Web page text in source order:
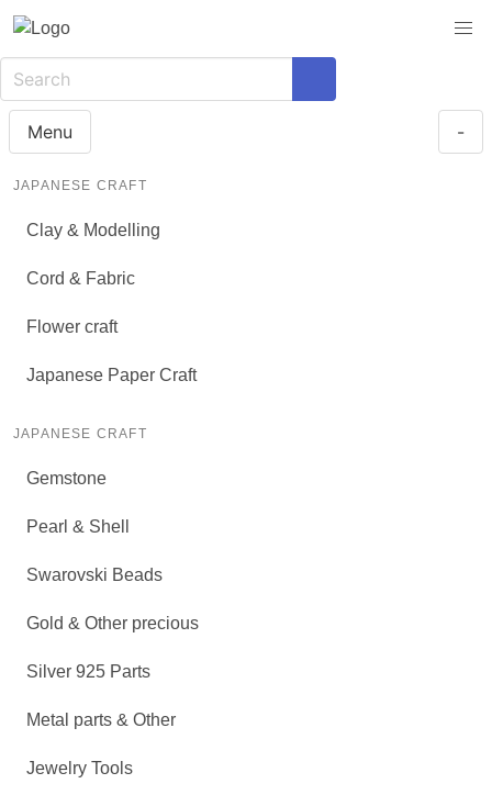
Menu -
JAPANESE CRAFT
Clay & Modelling
Cord & Fabric
Flower craft
Japanese Paper Craft
JAPANESE CRAFT
Gemstone
Pearl & Shell
Swarovski Beads
Gold & Other precious
Silver 925 Parts
Metal parts & Other
Jewelry Tools